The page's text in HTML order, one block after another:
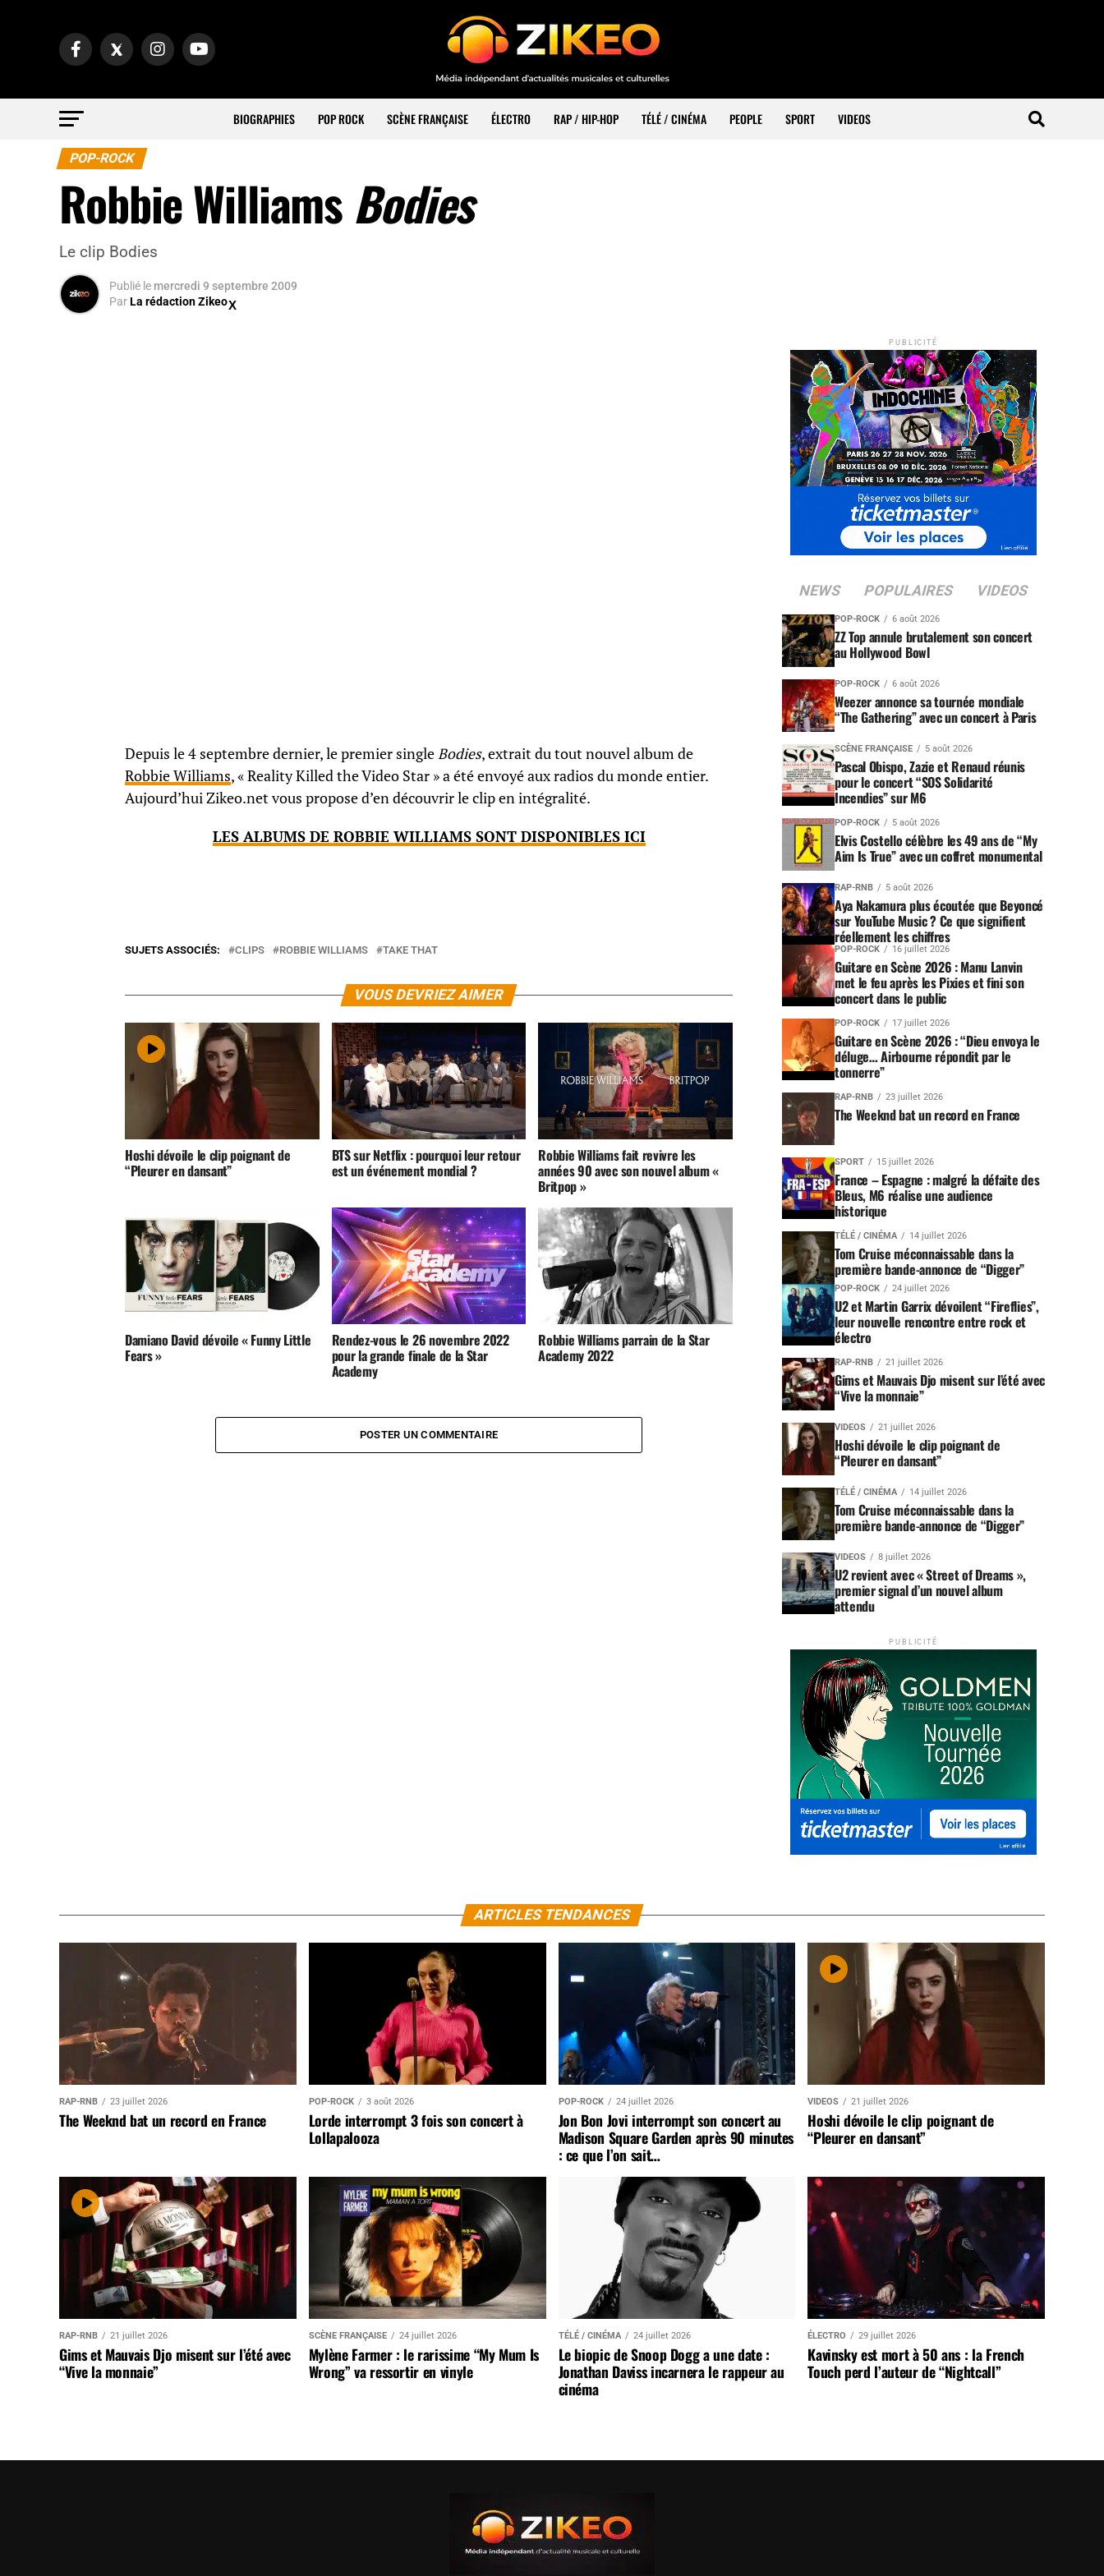
BIOGRAPHIES POP ROCK SCÈNE FRANÇAISE ÉLECTRO RAP / HIP-HOP TÉLÉ / CINÉMA PEOPLE SPORT VIDEOS
POP-ROCK
Robbie WilliamsBodies
Le clip Bodies
Publié le mercredi 9 septembre 2009
ParLa rédaction Zikeo
Depuis le 4 septembre dernier, le premier singleBodies, extrait du tout nouvel album de
Robbie Williams, « Reality Killed the Video Star » a été envoyé aux radios du monde entier.
Aujourd’hui Zikeo.net vous propose d’en découvrir le clip en intégralité.
LES ALBUMS DE ROBBIE WILLIAMS SONT DISPONIBLES ICI
SUJETS ASSOCIÉS: CLIPS ROBBIE WILLIAMS TAKE THAT
VOUS DEVRIEZ AIMER
Hoshi dévoile le clip poignant de
“Pleurer en dansant”
BTS sur Netflix : pourquoi leur retour
est un événement mondial ?
Robbie Williams fait revivre les
années 90 avec son nouvel album «
Britpop »
Damiano David dévoile « Funny Little
Fears »
Rendez-vous le 26 novembre 2022
pour la grande finale de la Star
Academy
Robbie Williams parrain de la Star
Academy 2022
POSTER UN COMMENTAIRE
PUBLICITÉ
NEWS POPULAIRES VIDEOS
POP-ROCK 6 août 2026
ZZ Top annule brutalement son concert
au Hollywood Bowl
POP-ROCK 6 août 2026
Weezer annonce sa tournée mondiale
“The Gathering” avec un concert à Paris
SCÈNE FRANÇAISE 5 août 2026
Pascal Obispo, Zazie et Renaud réunis
pour le concert “SOS Solidarité
Incendies” sur M6
POP-ROCK 5 août 2026
Elvis Costello célèbre les 49 ans de “My
Aim Is True” avec un coffret monumental
RAP-RNB 5 août 2026
Aya Nakamura plus écoutée que Beyoncé
sur YouTube Music ? Ce que signifient
réellement les chiffres
POP-ROCK 16 juillet 2026
Guitare en Scène 2026 : Manu Lanvin
met le feu après les Pixies et fini son
concert dans le public
POP-ROCK 17 juillet 2026
Guitare en Scène 2026 : “Dieu envoya le
déluge… Airbourne répondit par le
tonnerre”
RAP-RNB 23 juillet 2026
The Weeknd bat un record en France
SPORT 15 juillet 2026
France – Espagne : malgré la défaite des
Bleus, M6 réalise une audience
historique
TÉLÉ / CINÉMA 14 juillet 2026
Tom Cruise méconnaissable dans la
première bande-annonce de “Digger”
POP-ROCK 24 juillet 2026
U2 et Martin Garrix dévoilent “Fireflies”,
leur nouvelle rencontre entre rock et
électro
RAP-RNB 21 juillet 2026
Gims et Mauvais Djo misent sur l’été avec
“Vive la monnaie”
VIDEOS 21 juillet 2026
Hoshi dévoile le clip poignant de
“Pleurer en dansant”
TÉLÉ / CINÉMA 14 juillet 2026
Tom Cruise méconnaissable dans la
première bande-annonce de “Digger”
VIDEOS 8 juillet 2026
U2 revient avec « Street of Dreams »,
premier signal d’un nouvel album
attendu
PUBLICITÉ
ARTICLES TENDANCES
RAP-RNB 23 juillet 2026
The Weeknd bat un record en France
POP-ROCK 3 août 2026
Lorde interrompt 3 fois son concert à
Lollapalooza
POP-ROCK 24 juillet 2026
Jon Bon Jovi interrompt son concert au
Madison Square Garden après 90 minutes
: ce que l’on sait…
VIDEOS 21 juillet 2026
Hoshi dévoile le clip poignant de
“Pleurer en dansant”
RAP-RNB 21 juillet 2026
Gims et Mauvais Djo misent sur l’été avec
“Vive la monnaie”
SCÈNE FRANÇAISE 24 juillet 2026
Mylène Farmer : le rarissime “My Mum Is
Wrong” va ressortir en vinyle
TÉLÉ / CINÉMA 24 juillet 2026
Le biopic de Snoop Dogg a une date :
Jonathan Daviss incarnera le rappeur au
cinéma
ÉLECTRO 29 juillet 2026
Kavinsky est mort à 50 ans : la French
Touch perd l’auteur de “Nightcall”